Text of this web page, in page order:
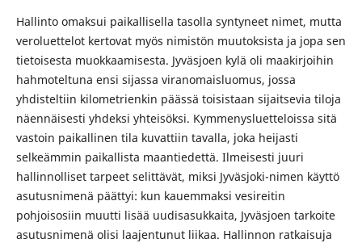
Hallinto omaksui paikallisella tasolla syntyneet nimet, mutta
veroluettelot kertovat myös nimistön muutoksista ja jopa sen
tietoisesta muokkaamisesta. Jyväsjoen kylä oli maakirjoihin
hahmoteltuna ensi sijassa viranomaisluomus, jossa
yhdisteltiin kilometrienkin päässä toisistaan sijaitsevia tiloja
näennäisesti yhdeksi yhteisöksi. Kymmenysluetteloissa sitä
vastoin paikallinen tila kuvattiin tavalla, joka heijasti
selkeämmin paikallista maantiedettä. Ilmeisesti juuri
hallinnolliset tarpeet selittävät, miksi Jyväsjoki-nimen käyttö
asutusnimenä päättyi: kun kauemmaksi vesireitin
pohjoisosiin muutti lisää uudisasukkaita, Jyväsjoen tarkoite
asutusnimenä olisi laajentunut liikaa. Hallinnon ratkaisuja